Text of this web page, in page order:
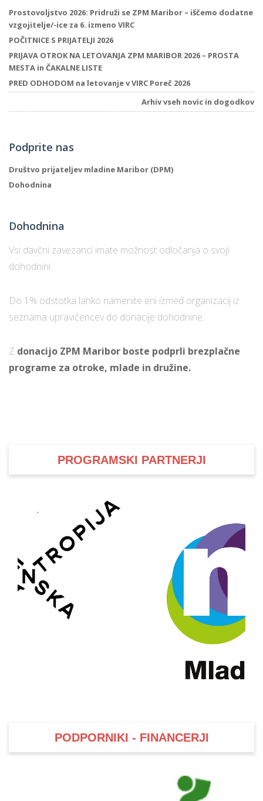
Prostovoljstvo 2026: Pridruži se ZPM Maribor – iščemo dodatne
vzgojitelje/-ice za 6. izmeno VIRC
POČITNICE S PRIJATELJI 2026
PRIJAVA OTROK NA LETOVANJA ZPM MARIBOR 2026 – PROSTA
MESTA in ČAKALNE LISTE
PRED ODHODOM na letovanje v VIRC Poreč 2026
Arhiv vseh novic in dogodkov
Podprite nas
Društvo prijateljev mladine Maribor (DPM)
Dohodnina
Dohodnina
Vsi davčni zavezanci imate možnost odločanja o svoji
dohodnini.
Do 1% odstotka lahko namenite eni izmed organizacij iz
seznama upravičencev do donacije dohodnine.
Z donacijo ZPM Maribor boste podprli brezplačne
programe za otroke, mlade in družine.
PROGRAMSKI PARTNERJI
PODPORNIKI - FINANCERJI